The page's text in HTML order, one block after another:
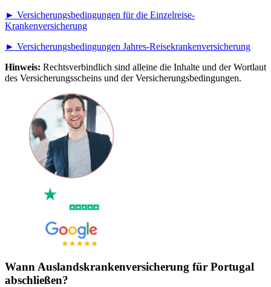
► Versicherungsbedingungen für die Einzelreise-
Krankenversicherung
► Versicherungsbedingungen Jahres-Reisekrankenversicherung
Hinweis: Rechtsverbindlich sind alleine die Inhalte und der Wortlaut
des Versicherungsscheins und der Versicherungsbedingungen.
Wann Auslandskrankenversicherung für Portugal
abschließen?